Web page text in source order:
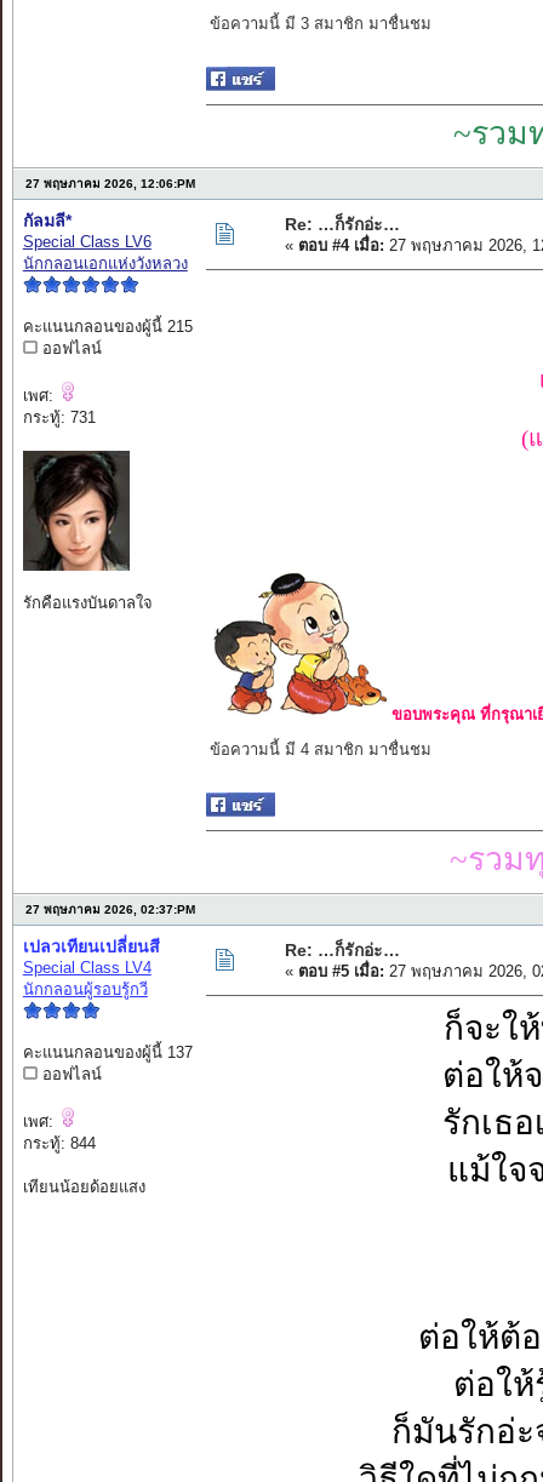
ข้อความนี้ มี 3 สมาชิก มาชื่นชม
~รวม
27 พฤษภาคม 2026, 12:06:PM
กัลมลี*
Special Class LV6
นักกลอนเอกแห่งวังหลวง
คะแนนกลอนของผู้นี้ 215
ออฟไลน์
เพศ:
กระทู้: 731
รักคือแรงบันดาลใจ
Re: …ก็รักอ่ะ…
« ตอบ #4 เมื่อ: 27 พฤษภาคม 2026,
(
ขอบพระคุณ ที่กรุณาเ
ข้อความนี้ มี 4 สมาชิก มาชื่นชม
~รวม
27 พฤษภาคม 2026, 02:37:PM
เปลวเทียนเปลี่ยนสี
Special Class LV4
นักกลอนผู้รอบรู้กวี
คะแนนกลอนของผู้นี้ 137
ออฟไลน์
เพศ:
กระทู้: 844
เทียนน้อยด้อยแสง
Re: …ก็รักอ่ะ…
« ตอบ #5 เมื่อ: 27 พฤษภาคม 2026,
ก็จะใ
ต่อให้
รักเธ
แม้ใจ
ต่อให้ต้อ
ต่อให้
ก็มันรักอ่ะ